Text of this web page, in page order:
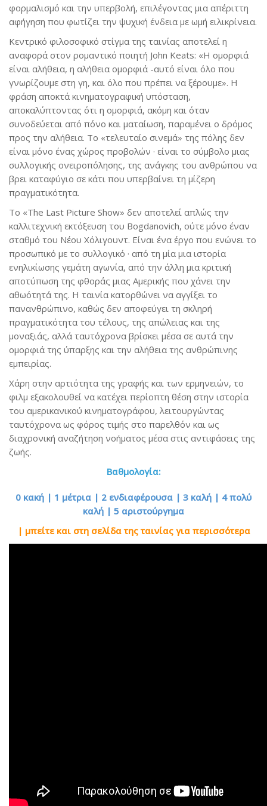
φορμαλισμό και την υπερβολή, επιλέγοντας μια απέριττη
αφήγηση που φωτίζει την ψυχική ένδεια με ωμή ειλικρίνεια.
Κεντρικό φιλοσοφικό στίγμα της ταινίας αποτελεί η
αναφορά στον ρομαντικό ποιητή John Keats: «Η ομορφιά
είναι αλήθεια, η αλήθεια ομορφιά -αυτό είναι όλο που
γνωρίζουμε στη γη, και όλο που πρέπει να ξέρουμε». Η
φράση αποκτά κινηματογραφική υπόσταση,
αποκαλύπτοντας ότι η ομορφιά, ακόμη και όταν
συνοδεύεται από πόνο και ματαίωση, παραμένει ο δρόμος
προς την αλήθεια. Το «τελευταίο σινεμά» της πόλης δεν
είναι μόνο ένας χώρος προβολών · είναι το σύμβολο μιας
συλλογικής ονειροπόλησης, της ανάγκης του ανθρώπου να
βρει καταφύγιο σε κάτι που υπερβαίνει τη μίζερη
πραγματικότητα.
Το «The Last Picture Show» δεν αποτελεί απλώς την
καλλιτεχνική εκτόξευση του Bogdanovich, ούτε μόνο έναν
σταθμό του Νέου Χόλιγουντ. Είναι ένα έργο που ενώνει το
προσωπικό με το συλλογικό · από τη μία μια ιστορία
ενηλικίωσης γεμάτη αγωνία, από την άλλη μια κριτική
αποτύπωση της φθοράς μιας Αμερικής που χάνει την
αθωότητά της. Η ταινία κατορθώνει να αγγίξει το
πανανθρώπινο, καθώς δεν αποφεύγει τη σκληρή
πραγματικότητα του τέλους, της απώλειας και της
μοναξιάς, αλλά ταυτόχρονα βρίσκει μέσα σε αυτά την
ομορφιά της ύπαρξης και την αλήθεια της ανθρώπινης
εμπειρίας.
Χάρη στην αρτιότητα της γραφής και των ερμηνειών, το
φιλμ εξακολουθεί να κατέχει περίοπτη θέση στην ιστορία
του αμερικανικού κινηματογράφου, λειτουργώντας
ταυτόχρονα ως φόρος τιμής στο παρελθόν και ως
διαχρονική αναζήτηση νοήματος μέσα στις αντιφάσεις της
ζωής.
Βαθμολογία:
0 κακή | 1 μέτρια | 2 ενδιαφέρουσα | 3 καλή | 4 πολύ
καλή | 5 αριστούργημα
| μπείτε και στη σελίδα της ταινίας για περισσότερα